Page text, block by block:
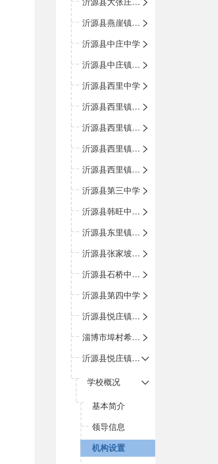
沂源县大张庄中心学校
沂源县燕崖镇中心小学
沂源县中庄中学
沂源县中庄镇中心小学
沂源县西里中学
沂源县西里镇中心小学
沂源县西里镇柳枝峪回民小学
沂源县西里镇金星完全小学
沂源县西里镇团圆小学
沂源县第三中学
沂源县韩旺中心学校
沂源县东里镇中心小学
沂源县张家坡中心学校
沂源县石桥中心学校
沂源县第四中学
沂源县悦庄镇中心小学
淄博市埠村希望小学
沂源县悦庄镇青龙山小学
学校概况
基本简介
领导信息
机构设置